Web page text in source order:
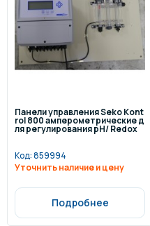
Панели управления Seko Kont
rol 800 амперометрические д
ля регулирования pH/ Redox
Код:859994
Уточнить наличие и цену
Подробнее